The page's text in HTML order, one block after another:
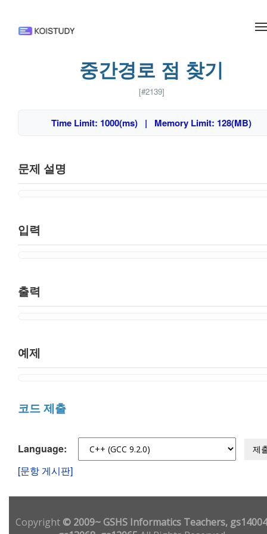
중간경로 점 찾기
[#2139]
Time Limit: 1000(ms) | Memory Limit: 128(MB)
문제 설명
입력
출력
예제
코드 제출
Language: 제
[문항 게시판]
Copyright© 2009~ GSHS Informatics Teachers,